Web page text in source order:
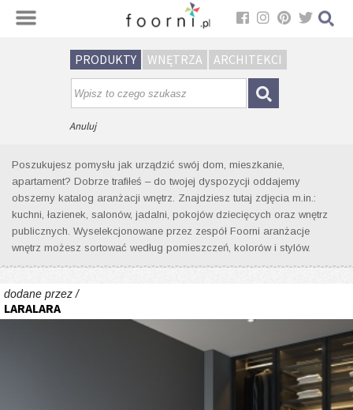
PRODUKTY WNĘTRZA ARCHITEKCI
Anuluj
Wyniki wyszukiwania wnętrz dla
tagu: wygodne łóżko
Poszukujesz pomysłu jak urządzić swój dom, mieszkanie,
apartament? Dobrze trafiłeś – do twojej dyspozycji oddajemy
obszerny katalog aranżacji wnętrz. Znajdziesz tutaj zdjęcia m.in.:
kuchni, łazienek, salonów, jadalni, pokojów dziecięcych oraz wnętrz
publicznych. Wyselekcjonowane przez zespół Foorni aranżacje
wnętrz możesz sortować według pomieszczeń, kolorów i stylów.
dodane przez /
LARALARA